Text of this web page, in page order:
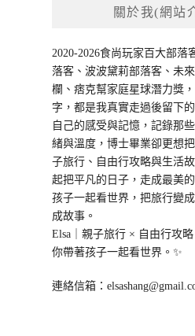
關於我(網站
2020-2026食尚玩家百大部落
落客、波波黛莉部落客、未
欄、痞克幫家庭星球潛力獎
字，都是我真實走過後留下
自己的感受與記憶，記錄那
緒與溫度，博士畢業卻更想
子旅行、自由行攻略與生活
起把平凡的日子，走成最美
孩子一起看世界，把旅行變
成故事。
Elsa｜親子旅行 × 自由行攻
你帶著孩子一起看世界。✨
連絡信箱：